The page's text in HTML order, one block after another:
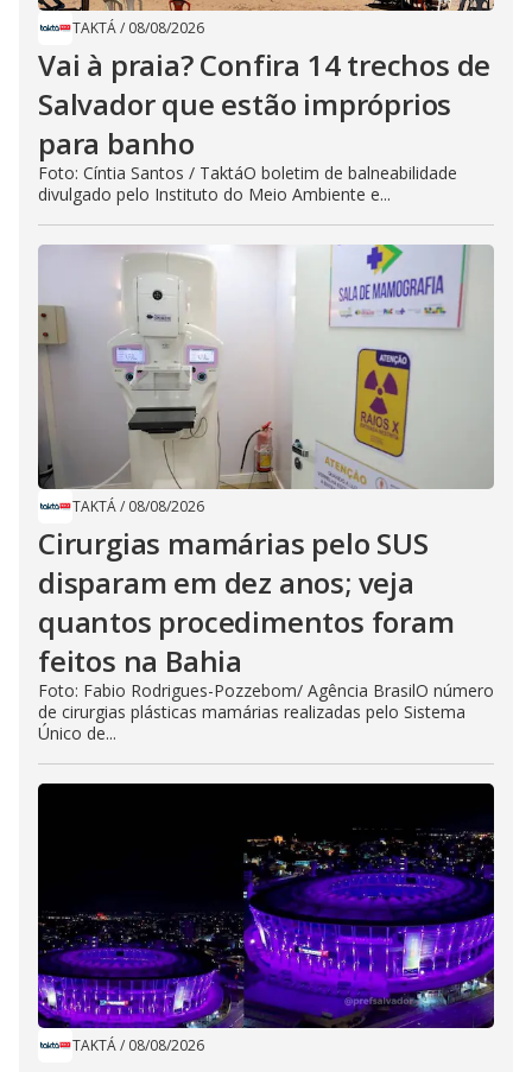
TAKTÁ/ 08/08/2026
Vai à praia? Confira 14 trechos de
Salvador que estão impróprios
para banho
Foto: Cíntia Santos / TaktáO boletim de balneabilidade
divulgado pelo Instituto do Meio Ambiente e...
TAKTÁ/ 08/08/2026
Cirurgias mamárias pelo SUS
disparam em dez anos; veja
quantos procedimentos foram
feitos na Bahia
Foto: Fabio Rodrigues-Pozzebom/ Agência BrasilO número
de cirurgias plásticas mamárias realizadas pelo Sistema
Único de...
TAKTÁ/ 08/08/2026